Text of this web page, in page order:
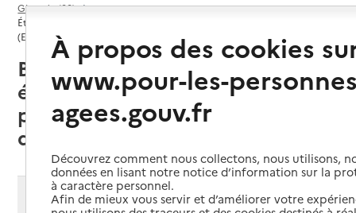
Gironde (33)
Établissement d'hébergement pour personnes âgées dépendantes
(EHPAD)
Blaye (33390) : liste des 3
établissements d'hébergement
pour personnes âgées
dépendantes (EHPAD)
Modifier ma recherche
À propos des cookies
www.pour-les-
agees.gouv.fr
Découvrez comment nous collectons, nous utilisons,
données en lisant notre notice d’information sur la
à caractère personnel.
Afin de mieux vous servir et d’améliorer votre